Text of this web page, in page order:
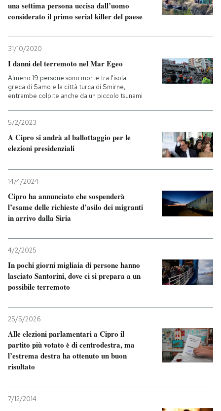
una settima persona uccisa dall’uomo
considerato il primo serial killer del paese
31/10/2020
I danni del terremoto nel Mar Egeo
Almeno 19 persone sono morte tra l'isola
greca di Samo e la città turca di Smirne,
entrambe colpite anche da un piccolo tsunami
5/2/2023
A Cipro si andrà al ballottaggio per le
elezioni presidenziali
14/4/2024
Cipro ha annunciato che sospenderà
l’esame delle richieste d’asilo dei migranti
in arrivo dalla Siria
4/2/2025
In pochi giorni migliaia di persone hanno
lasciato Santorini, dove ci si prepara a un
possibile terremoto
25/5/2026
Alle elezioni parlamentari a Cipro il
partito più votato è di centrodestra, ma
l’estrema destra ha ottenuto un buon
risultato
7/12/2014